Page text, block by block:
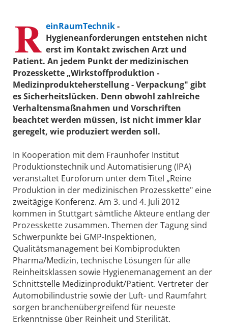
R einRaumTechnik-
Hygieneanforderungen entstehen nicht
erst im Kontakt zwischen Arzt und
Patient. An jedem Punkt der medizinischen
Prozesskette „Wirkstoffproduktion -
Medizinprodukteherstellung - Verpackung" gibt
es Sicherheitslücken. Denn obwohl zahlreiche
Verhaltensmaßnahmen und Vorschriften
beachtet werden müssen, ist nicht immer klar
geregelt, wie produziert werden soll.
In Kooperation mit dem Fraunhofer Institut
Produktionstechnik und Automatisierung (IPA)
veranstaltet Euroforum unter dem Titel „Reine
Produktion in der medizinischen Prozesskette" eine
zweitägige Konferenz. Am 3. und 4. Juli 2012
kommen in Stuttgart sämtliche Akteure entlang der
Prozesskette zusammen. Themen der Tagung sind
Schwerpunkte bei GMP-Inspektionen,
Qualitätsmanagement bei Kombiprodukten
Pharma/Medizin, technische Lösungen für alle
Reinheitsklassen sowie Hygienemanagement an der
Schnittstelle Medizinprodukt/Patient. Vertreter der
Automobilindustrie sowie der Luft- und Raumfahrt
sorgen branchenübergreifend für neueste
Erkenntnisse über Reinheit und Sterilität.